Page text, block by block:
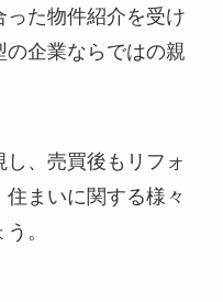
た物件紹介を受け
の企業ならではの親
、売買後もリフォ
まいに関する様々
。